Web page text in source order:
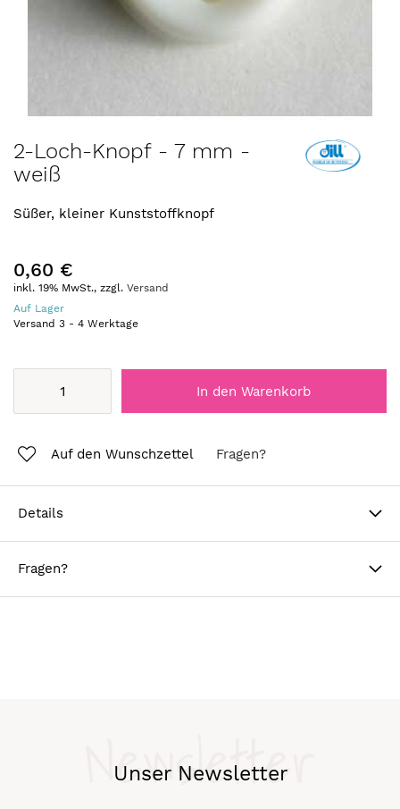
Anfang
der
springen
2-Loch-Knopf - 7 mm -
weiß
Süßer, kleiner Kunststoffknopf
0,60 €
inkl. 19% MwSt., zzgl. Versand
Auf Lager
Versand 3 - 4 Werktage
In den Warenkorb
Auf den Wunschzettel Fragen?
Details
Fragen?
Unser Newsletter
Newsletter